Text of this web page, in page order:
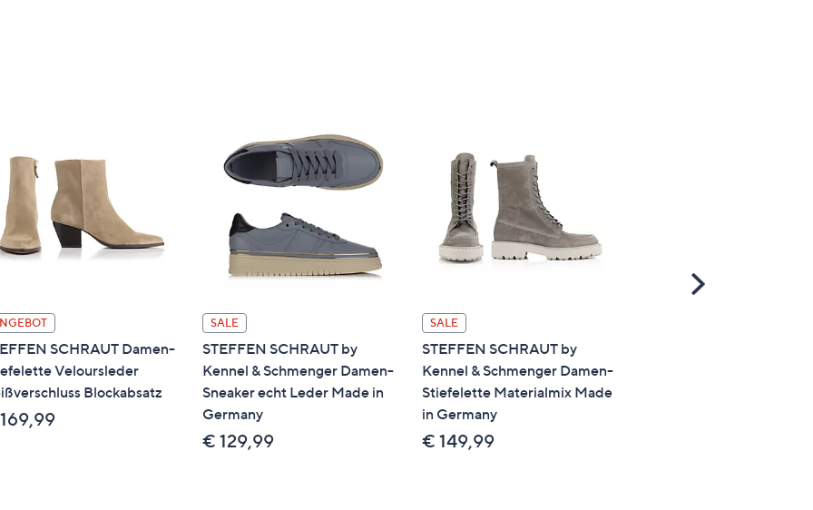
SCHRAUT Damen-
Veloursleder
Blockabsatz
SALE
STEFFEN SCHRAUT by
Kennel & Schmenger Damen-
Sneaker echt Leder Made in
Germany
€ 129,99
SALE
STEFFEN SCHRAUT by
Kennel & Schmenger Damen-
Stiefelette Materialmix Made
in Germany
€ 149,99
Scroll